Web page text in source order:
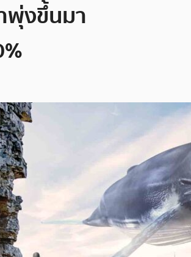
พุ่งขึ้นมา